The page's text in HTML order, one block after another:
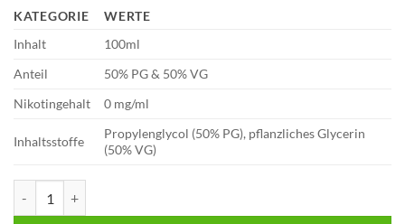
KATEGORIE
WERTE
Inhalt
100ml
Anteil
50% PG & 50% VG
Nikotingehalt
0 mg/ml
Inhaltsstoffe
Propylenglycol (50% PG), pflanzliches Glycerin
(50% VG)